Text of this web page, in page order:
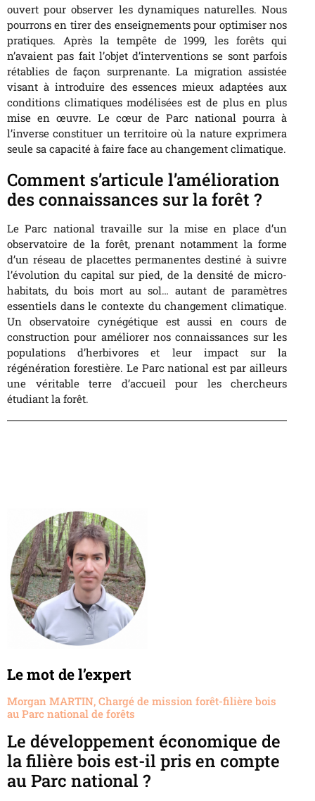
ouvert pour observer les dynamiques naturelles. Nous
pourrons en tirer des enseignements pour optimiser nos
pratiques. Après la tempête de 1999, les forêts qui
n’avaient pas fait l’objet d’interventions se sont parfois
rétablies de façon surprenante. La migration assistée
visant à introduire des essences mieux adaptées aux
conditions climatiques modélisées est de plus en plus
mise en œuvre. Le cœur de Parc national pourra à
l’inverse constituer un territoire où la nature exprimera
seule sa capacité à faire face au changement climatique.
Comment s’articule l’amélioration
des connaissances sur la forêt ?
Le Parc national travaille sur la mise en place d’un
observatoire de la forêt, prenant notamment la forme
d’un réseau de placettes permanentes destiné à suivre
l’évolution du capital sur pied, de la densité de micro-
habitats, du bois mort au sol… autant de paramètres
essentiels dans le contexte du changement climatique.
Un observatoire cynégétique est aussi en cours de
construction pour améliorer nos connaissances sur les
populations d’herbivores et leur impact sur la
régénération forestière. Le Parc national est par ailleurs
une véritable terre d’accueil pour les chercheurs
étudiant la forêt.
Le mot de l’expert
Morgan MARTIN, Chargé de mission forêt-filière bois
au Parc national de forêts
Le développement économique de
la filière bois est-il pris en compte
au Parc national ?